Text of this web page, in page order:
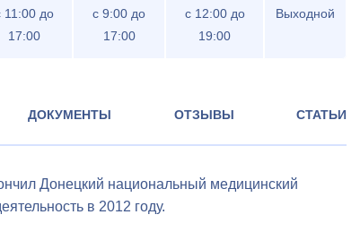
11:00 до
17:00
c 9:00 до
17:00
c 12:00 до
19:00
Выходной
ДОКУМЕНТЫ ОТЗЫВЫ СТАТЬИ
Донецкий национальный медицинский
в 2012 году.